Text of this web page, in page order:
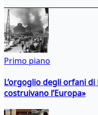
Primo piano
L’orgoglio degli orfani
costruivano l’Europa»